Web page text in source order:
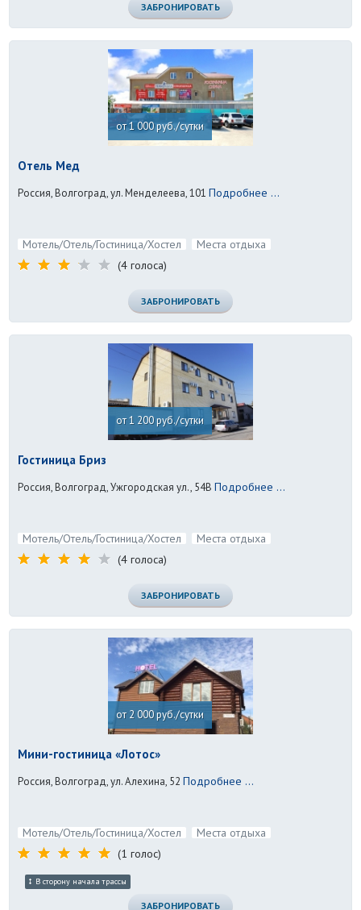
ЗАБРОНИРОВАТЬ
от 1 000 руб./сутки
Отель Мед
Россия, Волгоград, ул. Менделеева, 101 Подробнее ...
Мотель/Отель/Гостиница/Хостел
Места отдыха
(4 голоса)
ЗАБРОНИРОВАТЬ
от 1 200 руб./сутки
Гостиница Бриз
Россия, Волгоград, Ужгородская ул., 54В Подробнее ...
Мотель/Отель/Гостиница/Хостел
Места отдыха
(4 голоса)
ЗАБРОНИРОВАТЬ
от 2 000 руб./сутки
Мини-гостиница «Лотос»
Россия, Волгоград, ул. Алехина, 52 Подробнее ...
Мотель/Отель/Гостиница/Хостел
Места отдыха
(1 голос)
В сторону начала трассы
ЗАБРОНИРОВАТЬ